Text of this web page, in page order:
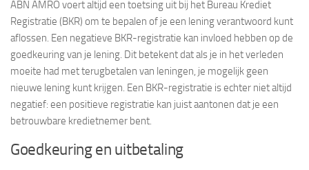
ABN AMRO voert altijd een toetsing uit bij het Bureau Krediet
Registratie (BKR) om te bepalen of je een lening verantwoord kunt
aflossen. Een negatieve BKR-registratie kan invloed hebben op de
goedkeuring van je lening. Dit betekent dat als je in het verleden
moeite had met terugbetalen van leningen, je mogelijk geen
nieuwe lening kunt krijgen. Een BKR-registratie is echter niet altijd
negatief: een positieve registratie kan juist aantonen dat je een
betrouwbare kredietnemer bent.
Goedkeuring en uitbetaling